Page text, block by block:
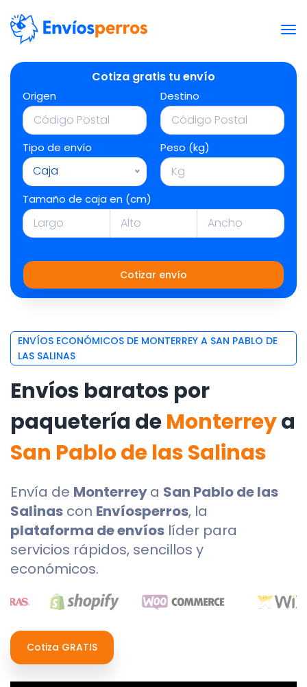
Cotiza gratis tu envío
Origen Destino
Tipo de envío
Caja
Peso (kg)
Tamaño de caja en (cm)
Cotizar envío
ENVÍOS ECONÓMICOS DE MONTERREY A SAN PABLO DE
LAS SALINAS
Envíos baratos por
paquetería deMonterreya
San Pablo de las Salinas
Envía de Monterreya San Pablo de las
Salinas con Envíosperros, la
plataforma de envíos líder para
servicios rápidos, sencillos y
económicos.
Cotiza GRATIS